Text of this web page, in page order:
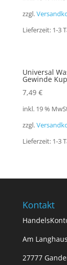
zzgl.
Lieferzeit: 1-3
Universal
Gewinde
7,49 €
inkl. 19 %
zzgl.
Lieferzeit: 1-3
Kontakt
Am
27777